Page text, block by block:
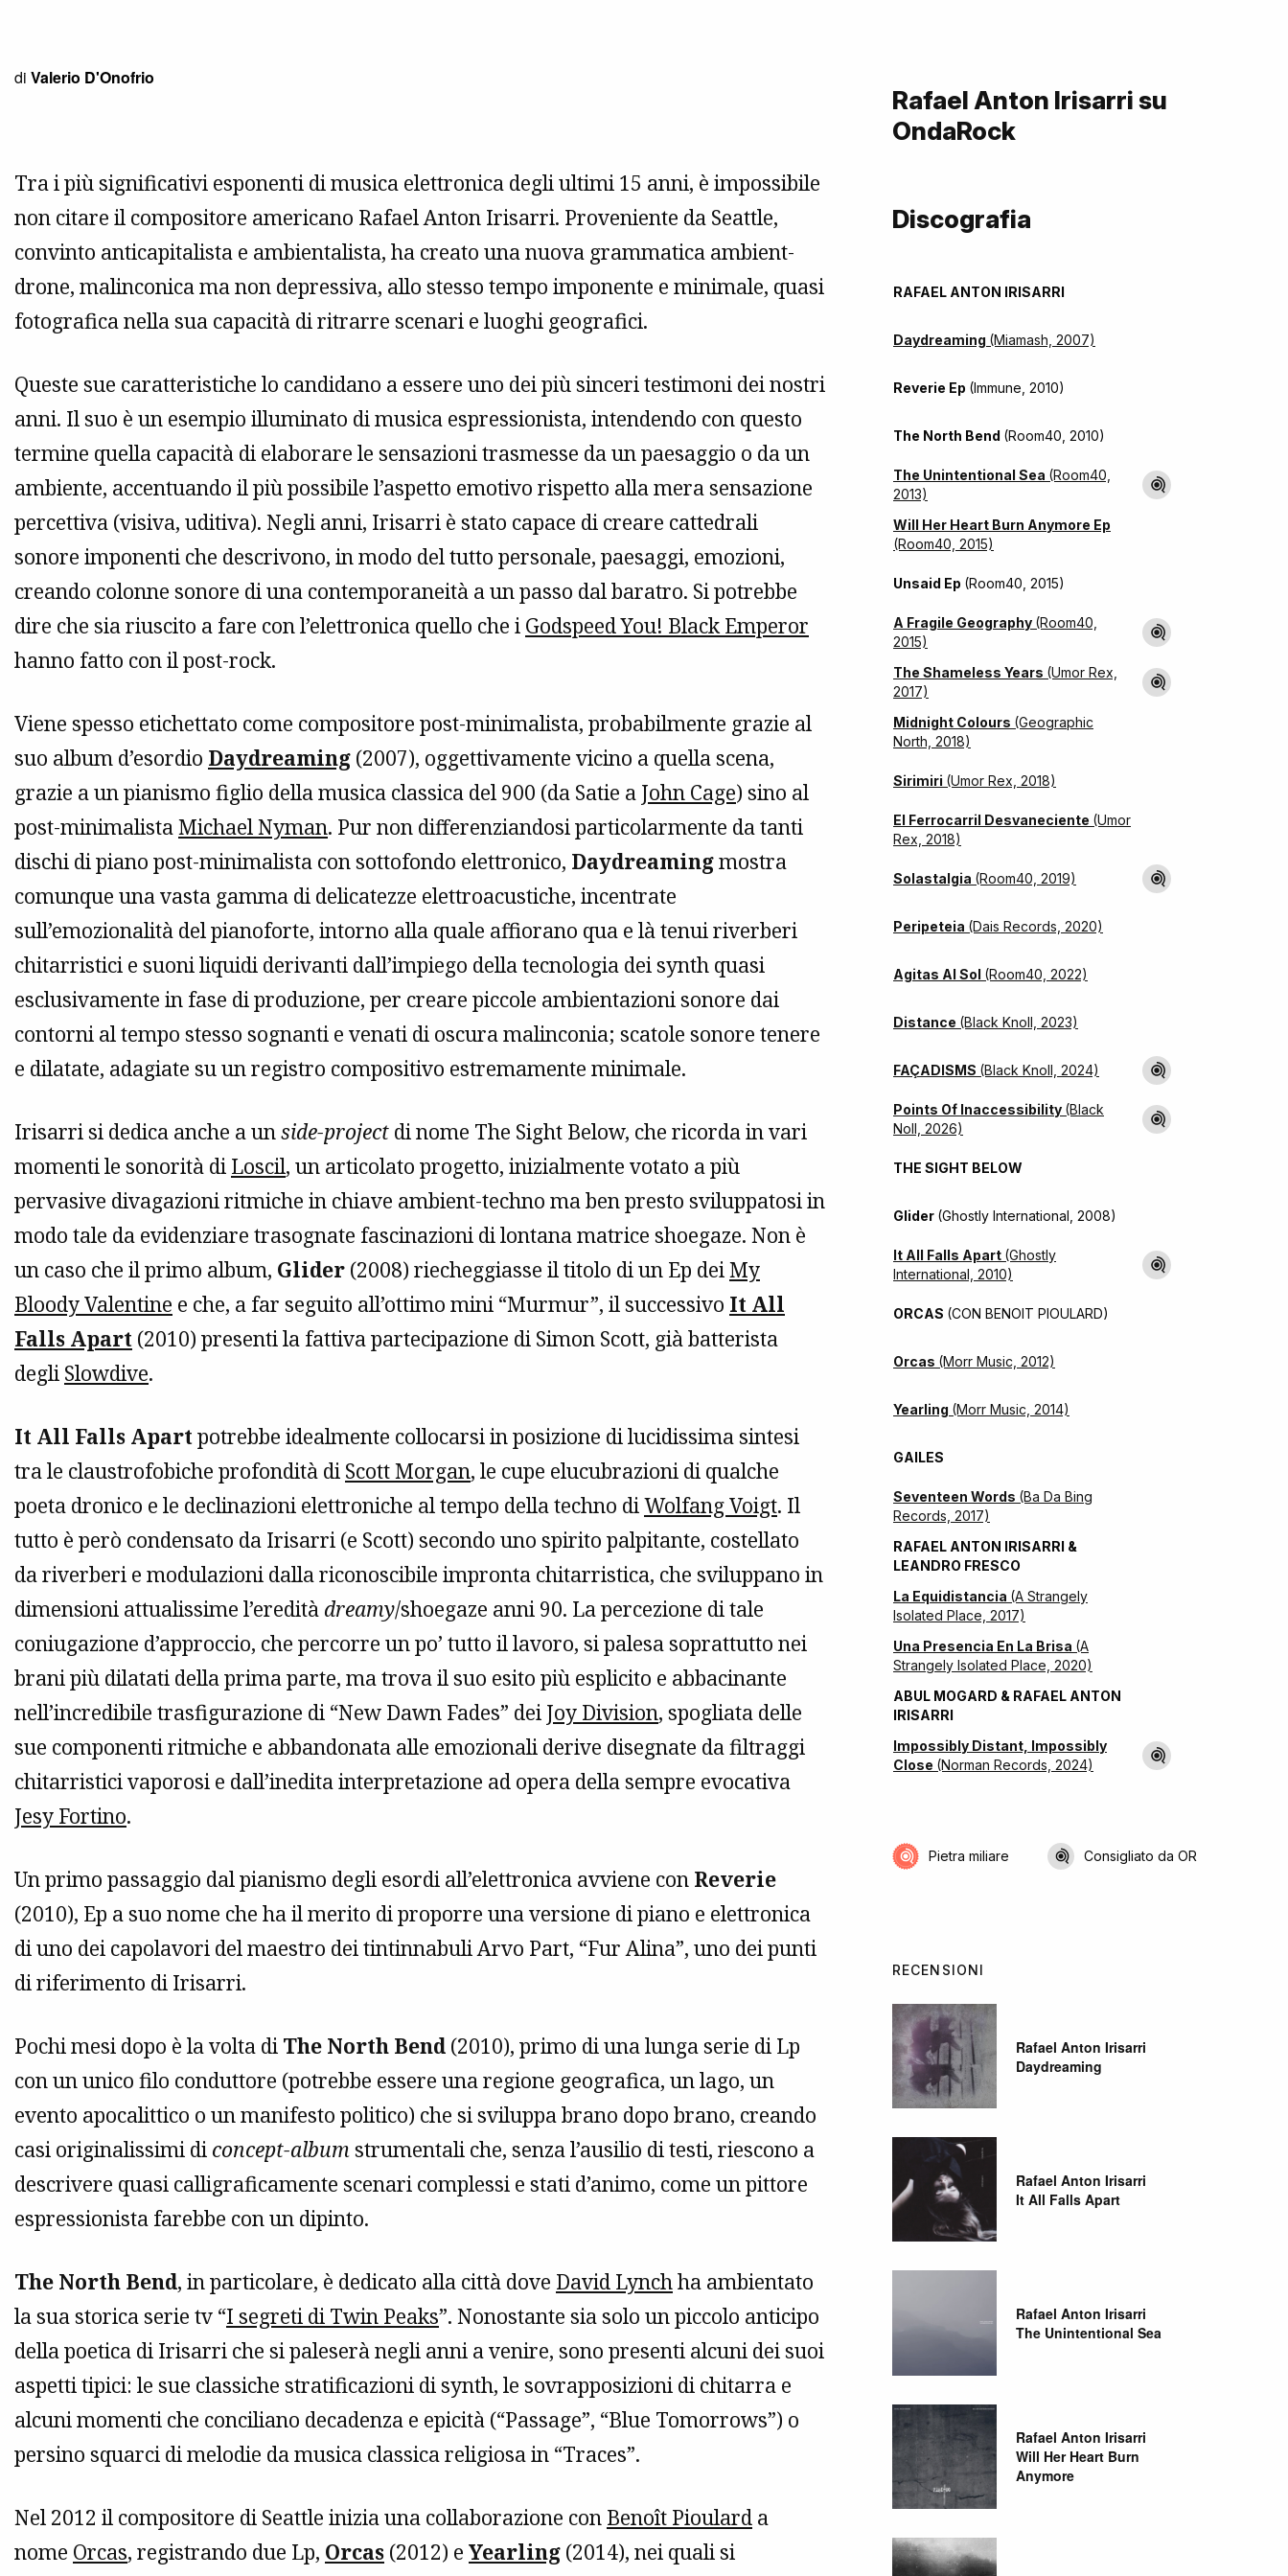
di Valerio D'Onofrio
Tra i più significativi esponenti di musica elettronica degli ultimi 15 anni, è impossibile
non citare il compositore americano Rafael Anton Irisarri. Proveniente da Seattle,
convinto anticapitalista e ambientalista, ha creato una nuova grammatica ambient-
drone, malinconica ma non depressiva, allo stesso tempo imponente e minimale, quasi
fotografica nella sua capacità di ritrarre scenari e luoghi geografici.
Queste sue caratteristiche lo candidano a essere uno dei più sinceri testimoni dei nostri
anni. Il suo è un esempio illuminato di musica espressionista, intendendo con questo
termine quella capacità di elaborare le sensazioni trasmesse da un paesaggio o da un
ambiente, accentuando il più possibile l’aspetto emotivo rispetto alla mera sensazione
percettiva (visiva, uditiva). Negli anni, Irisarri è stato capace di creare cattedrali
sonore imponenti che descrivono, in modo del tutto personale, paesaggi, emozioni,
creando colonne sonore di una contemporaneità a un passo dal baratro. Si potrebbe
dire che sia riuscito a fare con l’elettronica quello che i Godspeed You! Black Emperor
hanno fatto con il post-rock.
Viene spesso etichettato come compositore post-minimalista, probabilmente grazie al
suo album d’esordio Daydreaming (2007), oggettivamente vicino a quella scena,
grazie a un pianismo figlio della musica classica del 900 (da Satie a John Cage) sino al
post-minimalistaMichael Nyman. Pur non differenziandosi particolarmente da tanti
dischi di piano post-minimalista con sottofondo elettronico, Daydreamingmostra
comunque una vasta gamma di delicatezze elettroacustiche, incentrate
sull’emozionalità del pianoforte, intorno alla quale affiorano qua e là tenui riverberi
chitarristici e suoni liquidi derivanti dall’impiego della tecnologia dei synth quasi
esclusivamente in fase di produzione, per creare piccole ambientazioni sonore dai
contorni al tempo stesso sognanti e venati di oscura malinconia; scatole sonore tenere
e dilatate, adagiate su un registro compositivo estremamente minimale.
Irisarri si dedica anche a unside-project di nome The Sight Below, che ricorda in vari
momenti le sonorità di Loscil, un articolato progetto, inizialmente votato a più
pervasive divagazioni ritmiche in chiave ambient-techno ma ben presto sviluppatosi in
modo tale da evidenziare trasognate fascinazioni di lontana matrice shoegaze. Non è
un caso che il primo album, Glider (2008) riecheggiasse il titolo di un Ep deiMy
Bloody Valentine e che, a far seguito all’ottimo mini “Murmur”, il successivo It All
Falls Apart (2010) presenti la fattiva partecipazione di Simon Scott, già batterista
degli Slowdive.
It All Falls Apartpotrebbe idealmente collocarsi in posizione di lucidissima sintesi
tra le claustrofobiche profondità di Scott Morgan, le cupe elucubrazioni di qualche
poeta dronico e le declinazioni elettroniche al tempo della techno diWolfang Voigt. Il
tutto è però condensato da Irisarri (e Scott) secondo uno spirito palpitante, costellato
da riverberi e modulazioni dalla riconoscibile impronta chitarristica, che sviluppano in
dimensioni attualissime l’eredità dreamy/shoegaze anni 90. La percezione di tale
coniugazione d’approccio, che percorre un po’ tutto il lavoro, si palesa soprattutto nei
brani più dilatati della prima parte, ma trova il suo esito più esplicito e abbacinante
nell’incredibile trasfigurazione di “New Dawn Fades” dei Joy Division, spogliata delle
sue componenti ritmiche e abbandonata alle emozionali derive disegnate da filtraggi
chitarristici vaporosi e dall’inedita interpretazione ad opera della sempre evocativa
Jesy Fortino.
Un primo passaggio dal pianismo degli esordi all’elettronica avviene con Reverie
(2010), Ep a suo nome che ha il merito di proporre una versione di piano e elettronica
di uno dei capolavori del maestro dei tintinnabuli Arvo Part, “Fur Alina”, uno dei punti
di riferimento di Irisarri.
Pochi mesi dopo è la volta di The North Bend (2010), primo di una lunga serie di Lp
con un unico filo conduttore (potrebbe essere una regione geografica, un lago, un
evento apocalittico o un manifesto politico) che si sviluppa brano dopo brano, creando
casi originalissimi di concept-albumstrumentali che, senza l’ausilio di testi, riescono a
descrivere quasi calligraficamente scenari complessi e stati d’animo, come un pittore
espressionista farebbe con un dipinto.
The North Bend, in particolare, è dedicato alla città dove David Lynchha ambientato
la sua storica serie tv “I segreti di Twin Peaks”. Nonostante sia solo un piccolo anticipo
della poetica di Irisarri che si paleserà negli anni a venire, sono presenti alcuni dei suoi
aspetti tipici: le sue classiche stratificazioni di synth, le sovrapposizioni di chitarra e
alcuni momenti che conciliano decadenza e epicità (“Passage”, “Blue Tomorrows”) o
persino squarci di melodie da musica classica religiosa in “Traces”.
Nel 2012 il compositore di Seattle inizia una collaborazione con Benoît Pioulard a
nome Orcas, registrando due Lp, Orcas (2012) e Yearling (2014), nei quali si
Rafael Anton Irisarri su
OndaRock
Discografia
RAFAEL ANTON IRISARRI
Daydreaming (Miamash, 2007)
Reverie Ep (Immune, 2010)
The North Bend (Room40, 2010)
The Unintentional Sea (Room40,
2013)
Will Her Heart Burn Anymore Ep
(Room40, 2015)
Unsaid Ep (Room40, 2015)
A Fragile Geography (Room40,
2015)
The Shameless Years (Umor Rex,
2017)
Midnight Colours (Geographic
North, 2018)
Sirimiri (Umor Rex, 2018)
El Ferrocarril Desvaneciente (Umor
Rex, 2018)
Solastalgia (Room40, 2019)
Peripeteia (Dais Records, 2020)
Agitas Al Sol (Room40, 2022)
Distance (Black Knoll, 2023)
FAÇADISMS (Black Knoll, 2024)
Points Of Inaccessibility (Black
Noll, 2026)
THE SIGHT BELOW
Glider (Ghostly International, 2008)
It All Falls Apart (Ghostly
International, 2010)
ORCAS (CON BENOIT PIOULARD)
Orcas (Morr Music, 2012)
Yearling (Morr Music, 2014)
GAILES
Seventeen Words (Ba Da Bing
Records, 2017)
RAFAEL ANTON IRISARRI &
LEANDRO FRESCO
La Equidistancia (A Strangely
Isolated Place, 2017)
Una Presencia En La Brisa (A
Strangely Isolated Place, 2020)
ABUL MOGARD & RAFAEL ANTON
IRISARRI
Impossibly Distant, Impossibly
Close (Norman Records, 2024)
Pietra miliare Consigliato da OR
RECENSIONI
Rafael Anton Irisarri
Daydreaming
Rafael Anton Irisarri
It All Falls Apart
Rafael Anton Irisarri
The Unintentional Sea
Rafael Anton Irisarri
Will Her Heart Burn
Anymore